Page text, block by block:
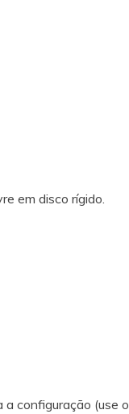
em disco rígido.
configuração (use o